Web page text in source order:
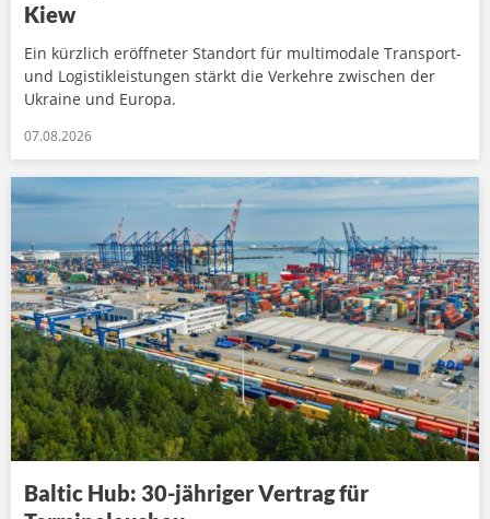
Kiew
Ein kürzlich eröffneter Standort für multimodale Transport-
und Logistikleistungen stärkt die Verkehre zwischen der
Ukraine und Europa.
07.08.2026
Baltic Hub: 30-jähriger Vertrag für